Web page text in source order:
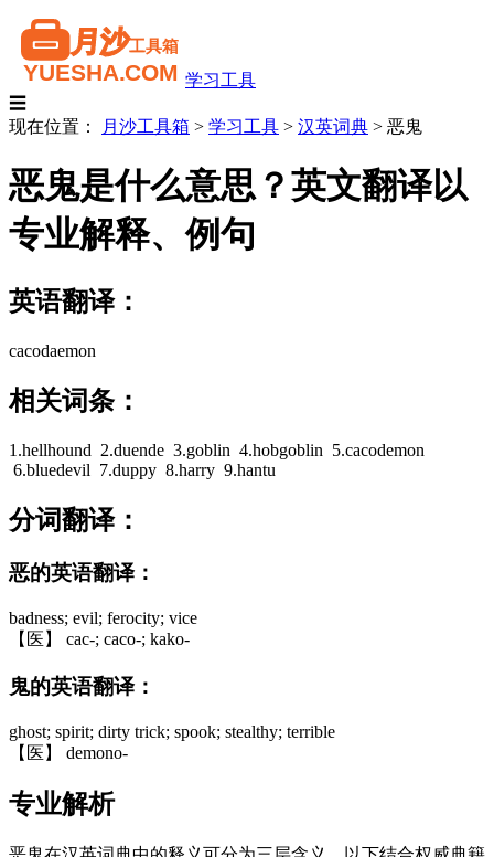
学习工具
☰
现在位置：
月沙工具箱 > 学习工具 > 汉英词典 > 恶鬼
恶鬼是什么意思？英文翻译以
专业解释、例句
英语翻译：
cacodaemon
相关词条：
1.hellhound 2.duende 3.goblin 4.hobgoblin 5.cacodemon
6.bluedevil 7.duppy 8.harry 9.hantu
分词翻译：
恶的英语翻译：
badness; evil; ferocity; vice
【医】 cac-; caco-; kako-
鬼的英语翻译：
ghost; spirit; dirty trick; spook; stealthy; terrible
【医】 demono-
专业解析